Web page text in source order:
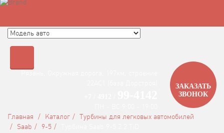
Быстрый поиск турбины
ЗАКАЗАТЬ
ЗВОНОК
Главная
Каталог
Турбины для легковых автомобилей
Saab
9-5